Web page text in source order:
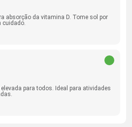
absorção da vitamina D. Tome sol por
cuidado.
para todos. Ideal para atividades